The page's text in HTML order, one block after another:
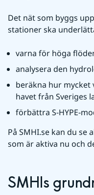
Det nät som byggs
stationer ska
varna för höga
analysera den
beräkna hur
havet från Sveriges
förbättra S-HYPE-
​På SMHI.se kan du se
som är aktiva nu och
SMHIs